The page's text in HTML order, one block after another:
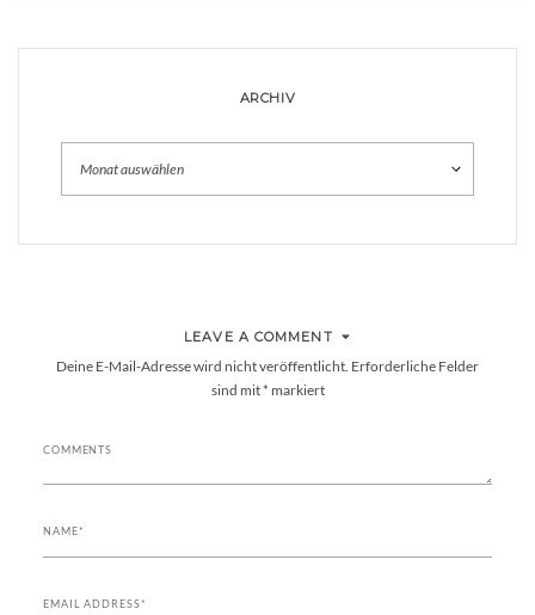
ARCHIV
LEAVE A COMMENT
Deine E-Mail-Adresse wird nicht veröffentlicht. Erforderliche Felder
sind mit* markiert